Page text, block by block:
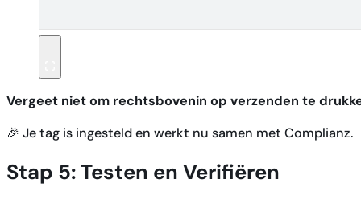
Vergeet niet om rechtsbovenin op verzenden te
🎉 Je tag is ingesteld en werkt nu samen met Complianz.
Stap 5: Testen en Verifiëren